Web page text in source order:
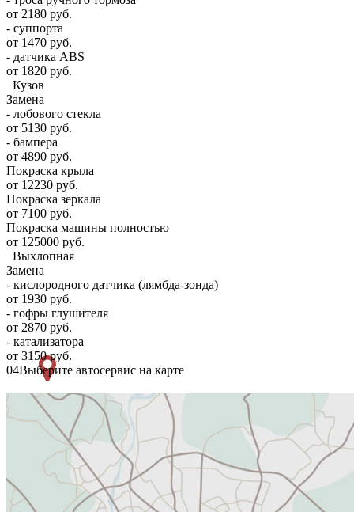
от 2180 руб.
- суппорта
от 1470 руб.
- датчика ABS
от 1820 руб.
Кузов
Замена
- лобового стекла
от 5130 руб.
- бампера
от 4890 руб.
Покраска крыла
от 12230 руб.
Покраска зеркала
от 7100 руб.
Покраска машины полностью
от 125000 руб.
Выхлопная
Замена
- кислородного датчика (лямбда-зонда)
от 1930 руб.
- гофры глушителя
от 2870 руб.
- катализатора
от 3150 руб.
04Выберите автосервис на карте